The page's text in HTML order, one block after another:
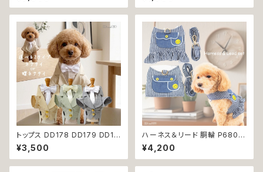
犬 猫 ペット 服 犬の服 猫の服
無料 返品交換不可
ドッグウエア ドックウェア おしゃ
ー ホワイト うさぎ ラビット 祭り
極小 小型 猫 ペット 服 犬服 猫
服 古風 伝統 夏 日本 ギフト プ
レゼント 贈り物 返品交換不可
トップス DD178 DD179 DD18
0 タキシード スーツ フォーマル
蝶ネクタイ ネクタイ リボン 犬
猫 ペット 服 犬の服 猫の服 犬
¥3,500
ハーネス＆リード 胴輪 P680 P
681 ハーネス リード 一体型 セ
ット 引っ張り防止 お出掛け 散
歩 ドッグウエア 犬 猫 ペット 服
¥4,200